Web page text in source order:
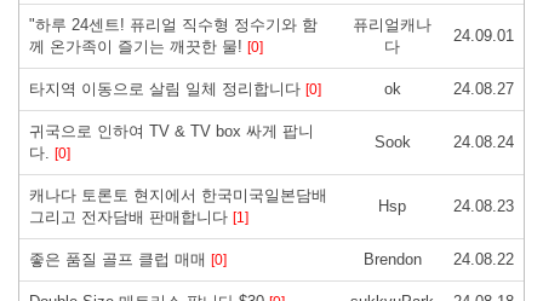
"하루 24센트! 퓨리얼 직수형 정수기와 함
께 온가족이 즐기는 깨끗한 물! [0]
퓨리얼캐나
다
24.09.01
타지역 이동으로 살림 일체 정리합니다 [0] ok 24.08.27
귀국으로 인하여 TV & TV box 싸게 팝니
다. [0]
Sook 24.08.24
캐나다 토론토 현지에서 한국미국일본담배
그리고 전자담배 판매합니다 [1]
Hsp 24.08.23
좋은 품질 골프 클럽 매매 [0] Brendon 24.08.22